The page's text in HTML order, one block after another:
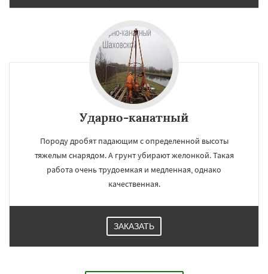
Ударно-канатный
Породу дробят падающим с определенной высоты
тяжелым снарядом. А грунт убирают желонкой. Такая
работа очень трудоемкая и медленная, однако
качественная.
ЗАКАЗАТЬ